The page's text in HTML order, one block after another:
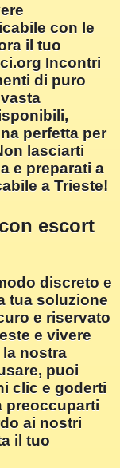
con le
il tuo
Incontri
di puro
perfetta per
lasciarti
e preparati a
a Trieste!
escort
discreto e
tua soluzione
e riservato
e vivere
nostra
puoi
clic e goderti
preoccuparti
ai nostri
il tuo